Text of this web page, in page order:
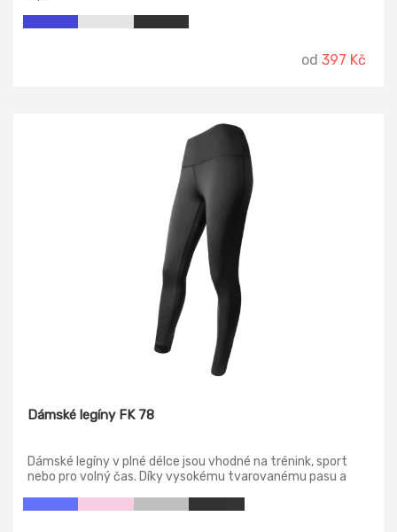
od 397 Kč
Dámské legíny FK 78
Dámské legíny v plné délce jsou vhodné na trénink, sport
nebo pro volný čas. Díky vysokému tvarovanému pasu a